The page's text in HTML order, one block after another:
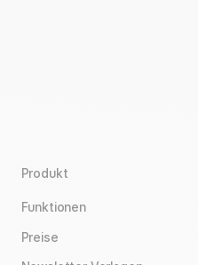
Produkt
Funktionen
Preise